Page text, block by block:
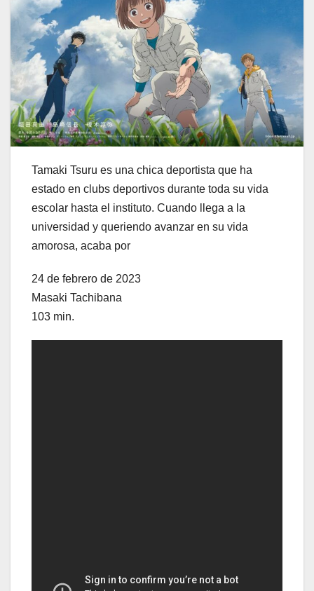
Tamaki Tsuru es una chica deportista que ha
estado en clubs deportivos durante toda su vida
escolar hasta el instituto. Cuando llega a la
universidad y queriendo avanzar en su vida
amorosa, acaba por
24 de febrero de 2023
Masaki Tachibana
103 min.